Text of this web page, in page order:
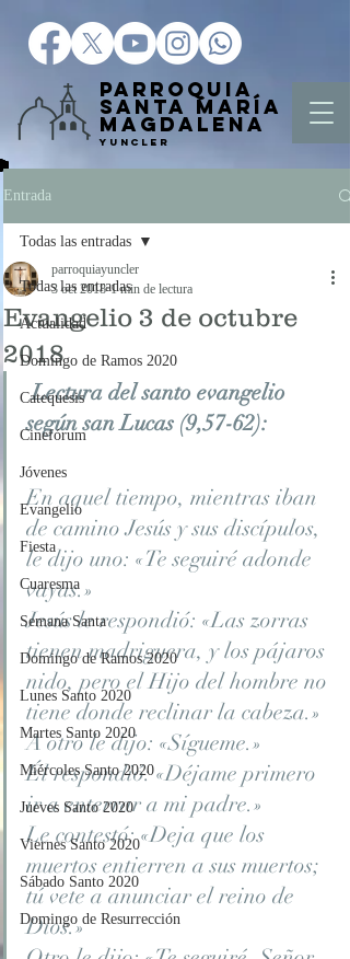
Parroquia
Santa María
Magdalena
Yuncler
Entrada
Todas las entradas
Actualidad
Domingo de Ramos 2020
Catequesis
Cinefórum
Jóvenes
Evangelio
Fiesta
Cuaresma
Semana Santa
Domingo de Ramos 2020
Lunes Santo 2020
Martes Santo 2020
Miércoles Santo 2020
Jueves Santo 2020
Viernes Santo 2020
Sábado Santo 2020
Domingo de Resurrección
Todas las entradas
Evangelio 3 de octubre
2018
parroquiayuncler
3 oct 2018 1 min de lectura
Lectura del santo evangelio
según san Lucas (9,57-62):
En aquel tiempo, mientras iban
de camino Jesús y sus discípulos,
le dijo uno: «Te seguiré adonde
vayas.»
Jesús le respondió: «Las zorras
tienen madriguera, y los pájaros
nido, pero el Hijo del hombre no
tiene donde reclinar la cabeza.»
A otro le dijo: «Sígueme.»
Él respondió: «Déjame primero
ir a enterrar a mi padre.»
Le contestó: «Deja que los
muertos entierren a sus muertos;
tú vete a anunciar el reino de
Dios.»